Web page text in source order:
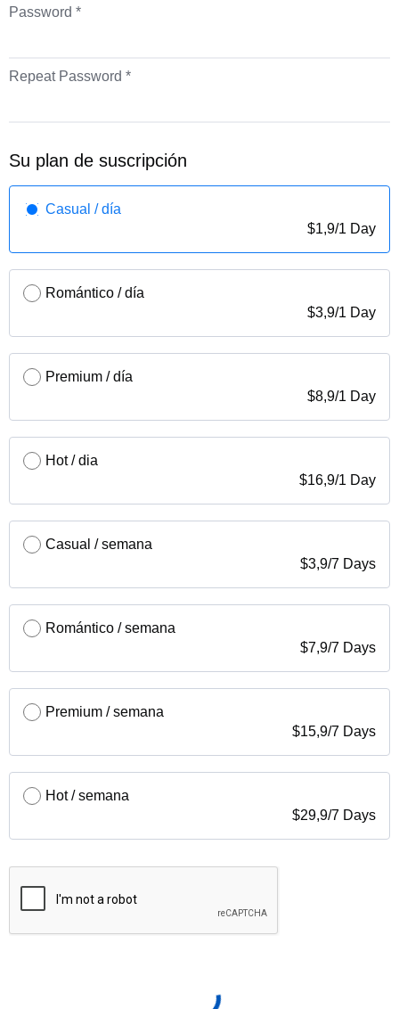
Password *
Repeat Password *
Su plan de suscripción
Casual / día
$1,9/1 Day
Romántico / día
$3,9/1 Day
Premium / día
$8,9/1 Day
Hot / dia
$16,9/1 Day
Casual / semana
$3,9/7 Days
Romántico / semana
$7,9/7 Days
Premium / semana
$15,9/7 Days
Hot / semana
$29,9/7 Days